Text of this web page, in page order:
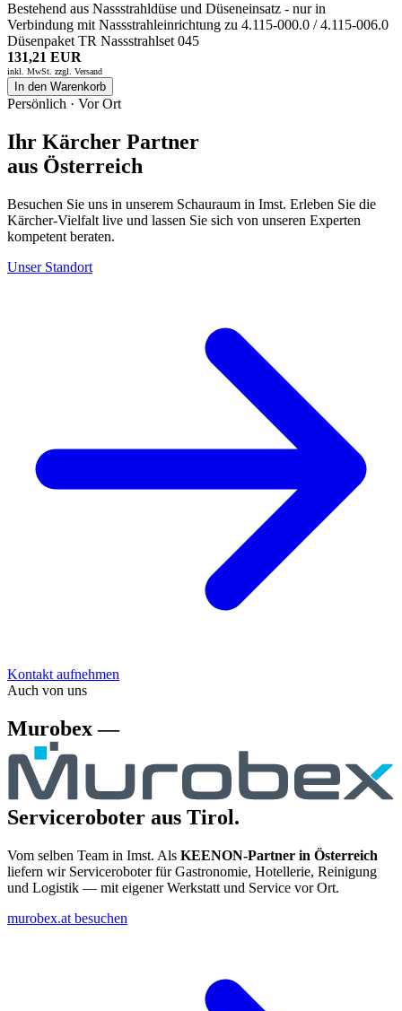
Bestehend aus Nassstrahldüse und Düseneinsatz - nur in
Verbindung mit Nassstrahleinrichtung zu 4.115-000.0 / 4.115-006.0
Düsenpaket TR Nassstrahlset 045
131,21 EUR
inkl. MwSt. zzgl. Versand
In den Warenkorb
Persönlich · Vor Ort
Ihr Kärcher Partner
aus Österreich
Besuchen Sie uns in unserem Schauraum in Imst. Erleben Sie die
Kärcher-Vielfalt live und lassen Sie sich von unseren Experten
kompetent beraten.
Unser Standort
Kontakt aufnehmen
Auch von uns
Murobex —
Serviceroboter aus Tirol.
Vom selben Team in Imst. Als KEENON-Partner in Österreich
liefern wir Serviceroboter für Gastronomie, Hotellerie, Reinigung
und Logistik — mit eigener Werkstatt und Service vor Ort.
murobex.at besuchen